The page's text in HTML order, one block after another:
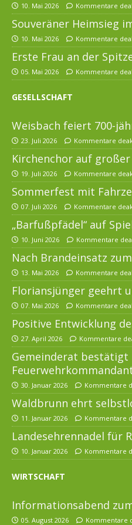
10. Mai 2026 Kommentare
Souveräner Heimsieg
10. Mai 2026 Kommentare
Erste Frau an der
05. Mai 2026 Kommentare
GESELLSCHAFT
Weisbach feiert 700-
23. Juli 2026 Kommentare
Kirchenchor auf
19. Juli 2026 Kommentare
Sommerfest mit
07. Juli 2026 Kommentare
„Barfußpfädel“ auf
10. Juni 2026 Kommentare
Nach Brandeinsatz
13. Mai 2026 Kommentare
Floriansjünger geehrt
07. Mai 2026 Kommentare
Positive Entwicklung
27. April 2026 Kommentare
Gemeinderat bestätigt
30. Januar 2026 Kommentare
Waldbrunn ehrt
11. Januar 2026 Kommentare
Landesehrennadel für
10. Januar 2026 Kommentare
WIRTSCHAFT
Informationsabend
05. August 2026 Kommentare